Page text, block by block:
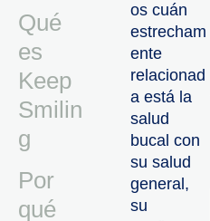
Qué
es
Keep
Smilin
g
Por
qué
os cuán
estrecham
ente
relacionad
a está la
salud
bucal con
su salud
general,
su